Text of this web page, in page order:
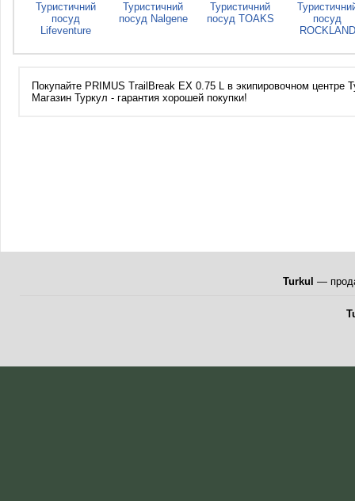
Туристичний
посуд
Lifeventure
Туристичний
посуд Nalgene
Туристичний
посуд TOAKS
посуд
ROCKLAND
Покупайте PRIMUS TrailBreak EX 0.75 L в экипировочном
Магазин Туркул - гарантия хорошей покупки!
Turkul —